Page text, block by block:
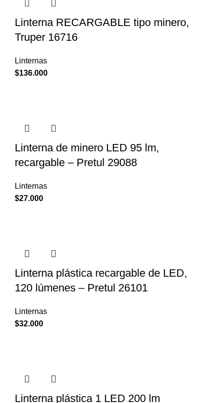
Linterna RECARGABLE tipo minero,
Truper 16716
Linternas
$136.000
Linterna de minero LED 95 lm,
recargable – Pretul 29088
Linternas
$27.000
Linterna plástica recargable de LED,
120 lúmenes – Pretul 26101
Linternas
$32.000
Linterna plástica 1 LED 200 lm